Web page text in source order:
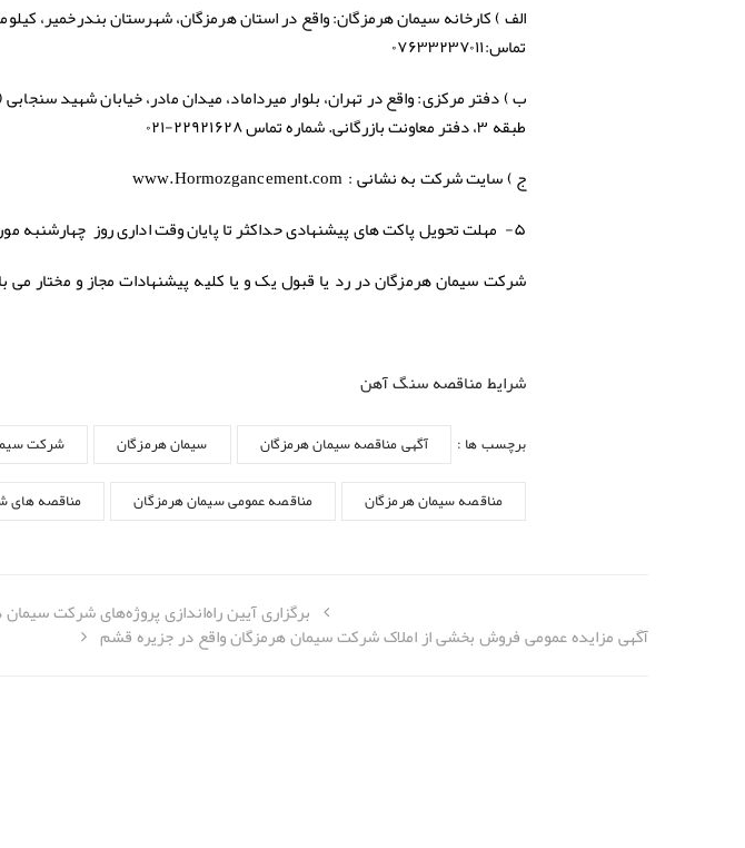
تماس:۰۷۶۳۳۲۳۷۰۱۱
طبقه ۳، دفتر معاونت بازرگانی. شماره تماس ۲۲۹۲۱۶۲۸-۰۲۱
ج ) سایت شرکت به نشانی :
www.Hormozgancement.com
۵- مهلت تحویل پاکت های پیشنهادی حداکثر تا پایان وقت اداری روز چهارشنبه مورخ ۱۳۹۹/۱۱/۲۹ میباشد .
شرکت سیمان هرمزگان در رد یا قبول یک و یا کلیه پیشنهادات مجاز و مختار می
شرایط مناقصه سنگ آهن
برچسب ها : آگهی مناقصه سیمان هرمزگان سیمان هرمزگان شرکت
مناقصه سیمان هرمزگان مناقصه عمومی سیمان هرمزگان مناقصه های
برگزاری آیین راه‌اندازی پروژه‌های شرکت
آگهی مزایده عمومی فروش بخشی از املاک شرکت سیمان هرمزگان واقع در جزیره قشم